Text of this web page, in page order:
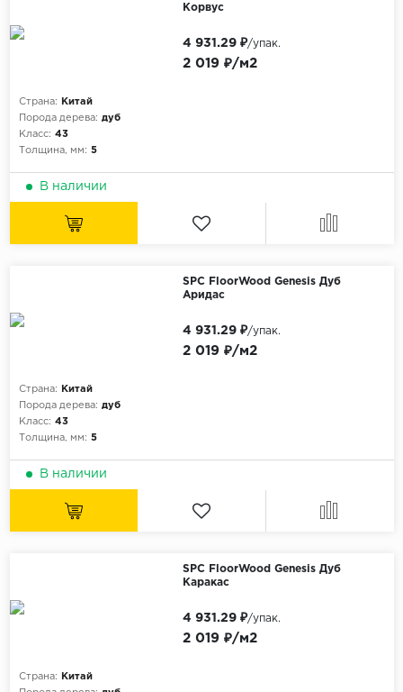
Корвус
Страна:
Китай
Порода дерева: дуб
Класс: 43
Толщина, мм: 5
2 019 ₽/м2
4 931.29 ₽/упак.
В наличии
SPC FloorWood Genesis Дуб
Аридас
Страна:
Китай
Порода дерева: дуб
Класс: 43
Толщина, мм: 5
2 019 ₽/м2
4 931.29 ₽/упак.
В наличии
SPC FloorWood Genesis Дуб
Каракас
Страна:
Китай
2 019 ₽/м2
4 931.29 ₽/упак.